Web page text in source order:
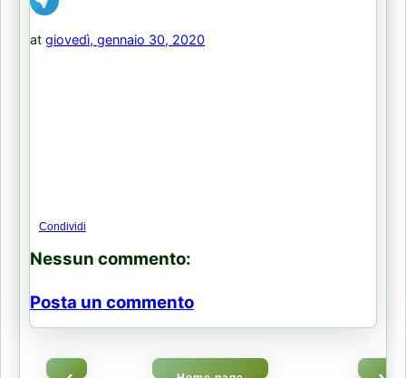
at giovedì, gennaio 30, 2020
Condividi
Nessun commento:
Posta un commento